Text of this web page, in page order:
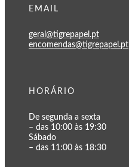
EMAIL
geral@tigrepapel.pt
encomendas@tigrepapel.pt
HORÁRIO
De segunda a sexta
– das 10:00 às 19:30
Sábado
– das 11:00 às 18:30